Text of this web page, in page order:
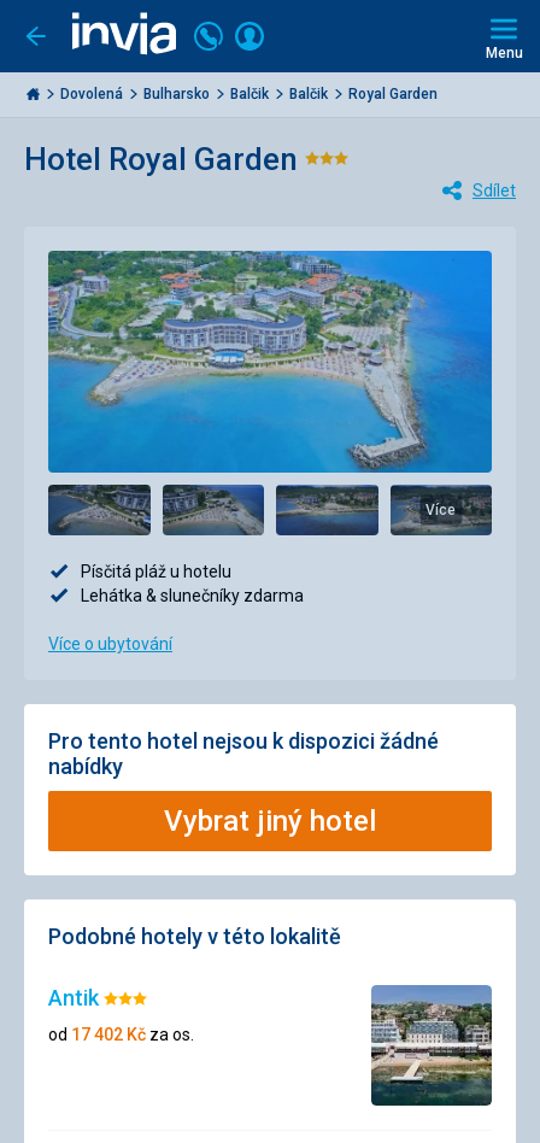
Jít
zpět
Invia.cz
Volejte
226
000
284
Přihlásit
Menu
Dovolená Bulharsko Balčik Balčik Royal Garden
Hotel Royal Garden Hodnocení:
Sdílet
Více
Písčitá pláž u hotelu
Lehátka & slunečníky zdarma
Více o ubytování
Pro tento hotel nejsou k dispozici žádné
nabídky
Vybrat jiný hotel
Podobné hotely v této lokalitě
AntikHodnocení:
3/5
od 17 402 Kč za os.